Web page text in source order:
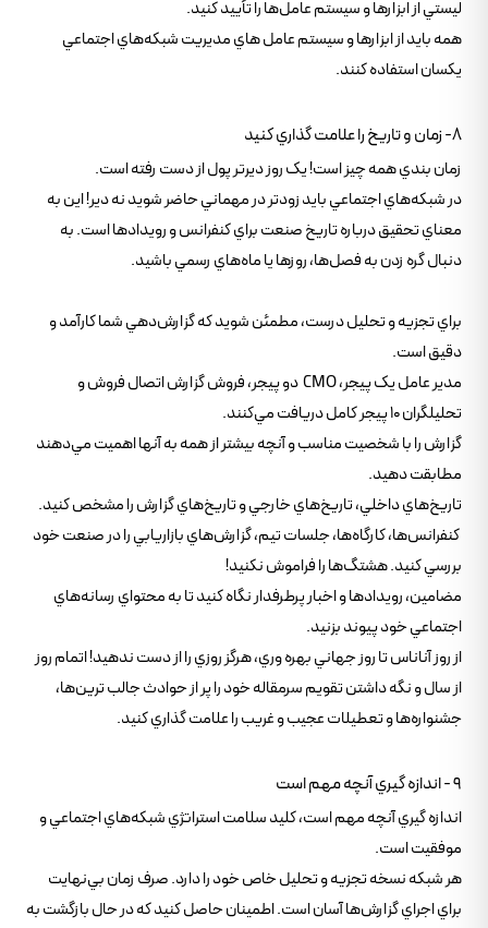
ليستي از ابزارها و سيستم عامل‌ها را تأييد کنيد.
همه بايد از ابزارها و سيستم عامل هاي مديريت شبکه‌هاي اجتماعي
يکسان استفاده کنند.
8- زمان و تاريخ را علامت گذاري کنيد
زمان بندي همه چيز است! يک روز ديرتر پول از دست رفته است.
در شبکه‌هاي اجتماعي بايد زودتر در مهماني حاضر شويد نه دير! اين به
معناي تحقيق درباره تاريخ صنعت براي کنفرانس و رويدادها است. به
دنبال گره زدن به فصل‌ها، روزها يا ماه‌هاي رسمي باشيد.
براي تجزيه و تحليل درست، مطمئن شويد که گزارش‌دهي شما کارآمد و
دقيق است.
مدير عامل يک پيجر، CMO دو پيجر، فروش گزارش اتصال فروش و
تحليلگران 10 پيجر کامل دريافت مي‌کنند.
گزارش را با شخصيت مناسب و آنچه بيشتر از همه به آنها اهميت مي‌دهند
مطابقت دهيد.
تاريخ‌هاي داخلي، تاريخ‌هاي خارجي و تاريخ‌هاي گزارش را مشخص کنيد.
کنفرانس‌ها، کارگاه‌ها، جلسات تيم، گزارش‌هاي بازاريابي را در صنعت خود
بررسي کنيد. هشتگ‌ها را فراموش نکنيد!
مضامين، رويدادها و اخبار پرطرفدار نگاه کنيد تا به محتواي رسانه‌هاي
اجتماعي خود پيوند بزنيد.
از روز آناناس تا روز جهاني بهره وري، هرگز روزي را از دست ندهيد! اتمام روز
از سال و نگه داشتن تقويم سرمقاله خود را پر از حوادث جالب ترين‌ها،
جشنواره‌ها و تعطيلات عجيب و غريب را علامت گذاري کنيد.
9 - اندازه گيري آنچه مهم است
اندازه گيري آنچه مهم است، کليد سلامت استراتژي شبکه‌هاي اجتماعي و
موفقيت است.
هر شبکه نسخه تجزيه و تحليل خاص خود را دارد. صرف زمان بي‌نهايت
براي اجراي گزارش‌ها آسان است. اطمينان حاصل کنيد که در حال بازگشت به